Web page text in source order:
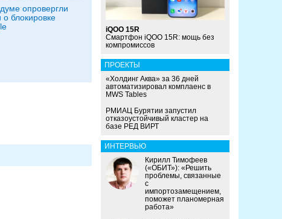
опровергли
о блокировке
iQOO 15R
Смартфон iQOO 15R: мощь без
компромиссов
ПРОЕКТЫ
«Холдинг Аква» за 36 дней
автоматизировал комплаенс в
MWS Tables
РМИАЦ Бурятии запустил
отказоустойчивый кластер на
базе РЕД ВИРТ
ИНТЕРВЬЮ
Кирилл Тимофеев
(«ОБИТ»): «Решить
проблемы, связанные
с
импортозамещением,
поможет планомерная
работа»